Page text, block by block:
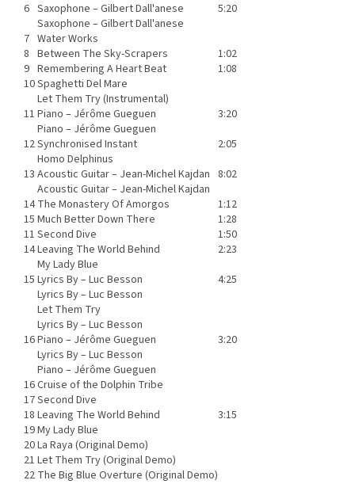
6 Saxophone –Gilbert Dall'anese
Saxophone –Gilbert Dall'anese
5:20
7 Water Works
8 Between The Sky-Scrapers
1:02
9 Remembering A Heart Beat
1:08
10Spaghetti Del Mare
11
Let Them Try (Instrumental)
Piano – Jérôme Gueguen
Piano – Jérôme Gueguen
3:20
12Synchronised Instant
2:05
13
Homo Delphinus
Acoustic Guitar – Jean-Michel Kajdan
Acoustic Guitar – Jean-Michel Kajdan
8:02
14 The Monastery Of Amorgos
1:12
15 Much Better Down There
1:28
11 Second Dive
1:50
14Leaving The World Behind
2:23
15
My Lady Blue
Lyrics By –Luc Besson
Lyrics By –Luc Besson
4:25
16
Let Them Try
Lyrics By –Luc Besson
Piano – Jérôme Gueguen
Lyrics By –Luc Besson
Piano – Jérôme Gueguen
3:20
16Cruise of the Dolphin Tribe
17Second Dive
18 Leaving The World Behind
3:15
19My Lady Blue
20La Raya (Original Demo)
21 Let Them Try (Original Demo)
22 The Big Blue Overture (Original Demo)